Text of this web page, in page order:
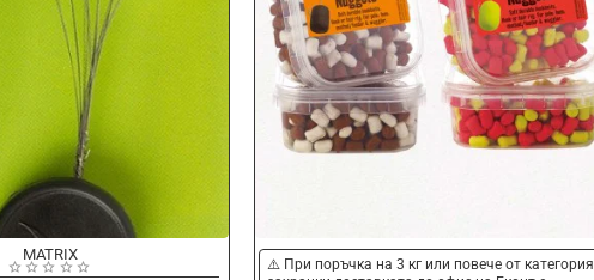
MATRIX -25%
⚠️ При поръчка на 3 кг или повече от категория